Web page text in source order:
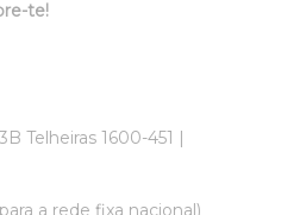
te!
Telheiras 1600-451 |
a rede fixa nacional)